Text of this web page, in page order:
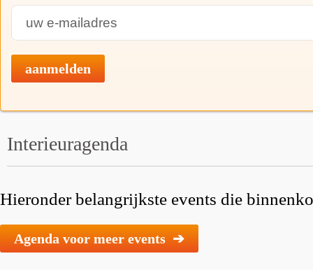
aanmelden
Interieuragenda
Hieronder belangrijkste events die
Agenda voor meer events ➔